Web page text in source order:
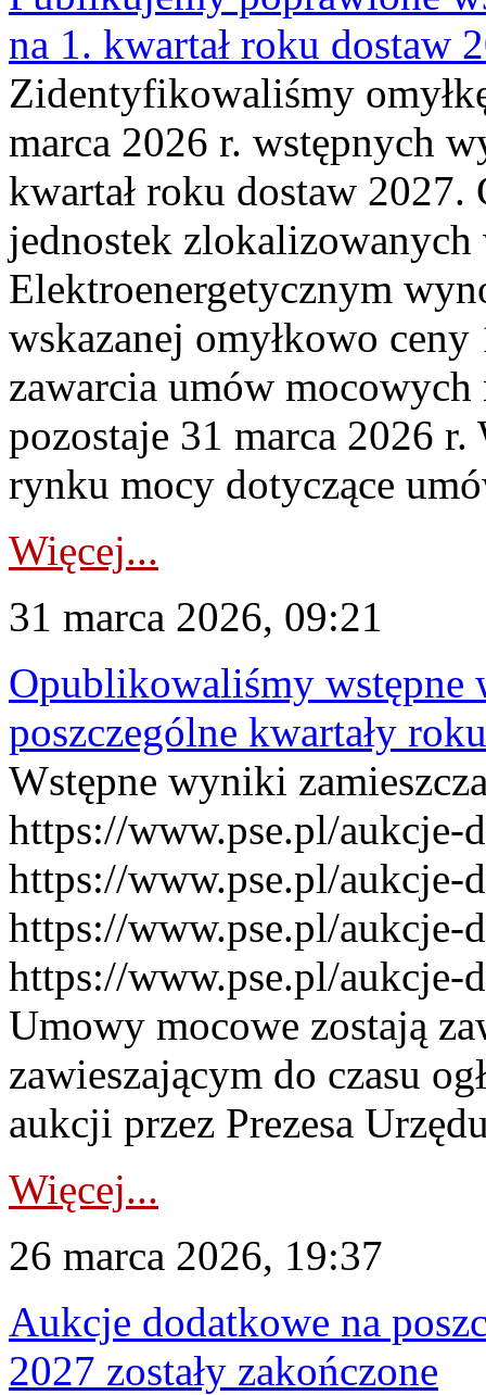
na 1. kwartał roku dostaw
Zidentyfikowaliśmy
marca 2026 r. wstępnych
kwartał roku dostaw
jednostek
Elektroenergetycznym
wskazanej omyłkowo
zawarcia umów
pozostaje 31 marca 2026
rynku mocy dotyczące
Więcej...
31 marca 2026, 09:21
Opublikowaliśmy
poszczególne kwartały
Wstępne wyniki
https://www.pse.pl/aukcje-
https://www.pse.pl/aukcje-
https://www.pse.pl/aukcje-
https://www.pse.pl/aukcje-
Umowy mocowe zostają
zawieszającym do czasu
aukcji przez Prezesa
Więcej...
26 marca 2026, 19:37
Aukcje dodatkowe na
2027 zostały zakończone